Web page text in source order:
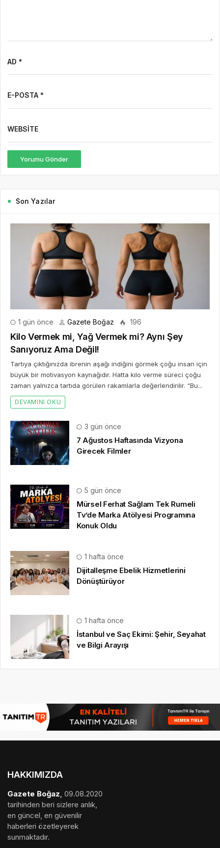
AD *
E-POSTA *
WEBSITE
Yorumu Gönder
Son Yazılar
1 gün önce Gazete Boğaz 196
Kilo Vermek mi, Yağ Vermek mi? Aynı Şey
Sanıyoruz Ama Değil!
Tartıya çıktığınızda ibrenin aşağı indiğini görmek çoğu insan için
büyük bir motivasyon kaynağıdır. Hatta kilo verme süreci çoğu
zaman yalnızca tartıda görülen rakamlarla değerlendirilir. “Bu...
DEVAMINI OKU
3 gün önce
7 Ağustos Haftasında Vizyona
Girecek Filmler
5 gün önce
Mürsel Ferhat Sağlam Tek Rumeli
Tv’de Marka Atölyesi Programına
Konuk Oldu
1 hafta önce
Dijitalleşme Ebelik Hizmetlerini
Dönüştürüyor
1 hafta önce
İstanbul ve Saç Ekimi: Şehir, Seyahat
ve Bilgi Arayışı
HAKKIMIZDA
Gazete Boğaz, 09.08.2020
tarihinden beri sizlere anlık,
en güncel, en güvenilir
haberleri özetleyerek
sunmaktadır.